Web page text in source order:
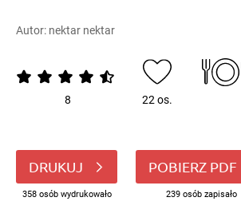
Autor: nektar nektar
8 22 os.
DRUKUJ
358 osób wydrukowało
POBIERZ PDF
239 osób zapisało